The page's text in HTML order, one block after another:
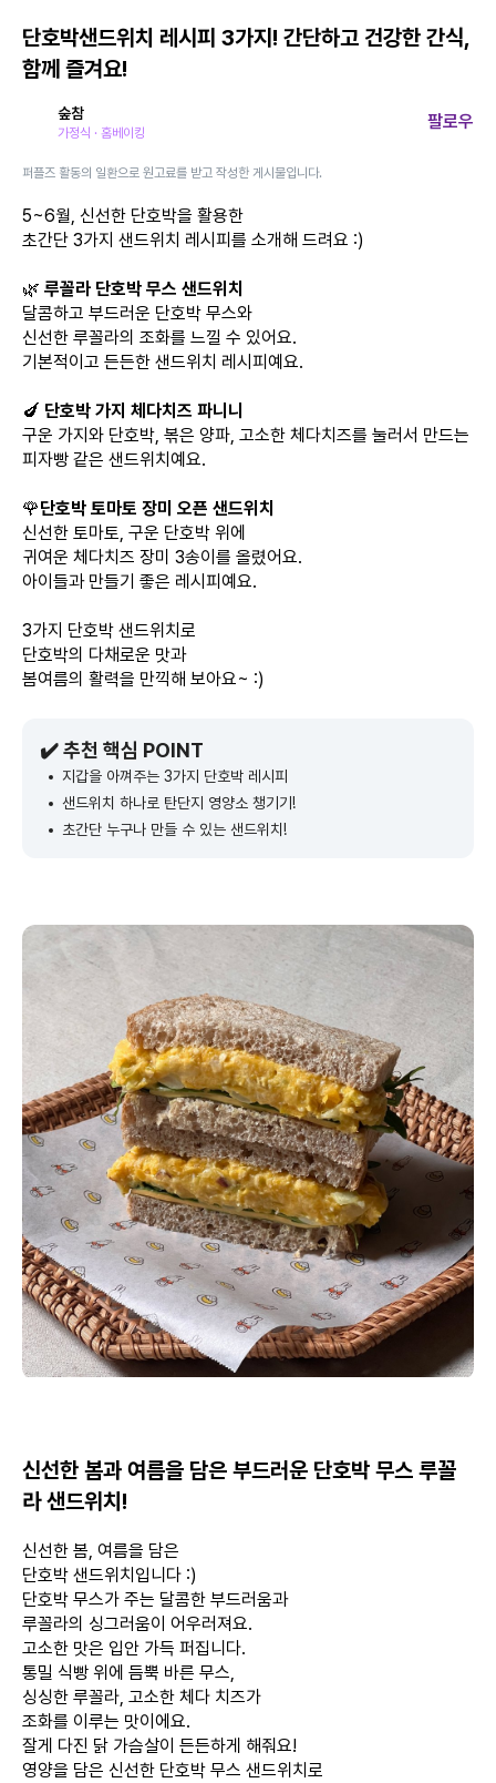
단호박샌드위치 레시피 3가지! 간단하고 건강한 간식,
함께 즐겨요!
숲참
가정식 · 홈베이킹
팔로우
퍼플즈 활동의 일환으로 원고료를 받고 작성한 게시물입니다.
5~6월, 신선한 단호박을 활용한
초간단 3가지 샌드위치 레시피를 소개해 드려요 :)
🌿 루꼴라 단호박 무스 샌드위치
달콤하고 부드러운 단호박 무스와
신선한 루꼴라의 조화를 느낄 수 있어요.
기본적이고 든든한 샌드위치 레시피예요.
🍆 단호박 가지 체다치즈 파니니
구운 가지와 단호박, 볶은 양파, 고소한 체다치즈를 눌러서 만드는
피자빵 같은 샌드위치예요.
🌹단호박 토마토 장미 오픈 샌드위치
신선한 토마토, 구운 단호박 위에
귀여운 체다치즈 장미 3송이를 올렸어요.
아이들과 만들기 좋은 레시피예요.
3가지 단호박 샌드위치로
단호박의 다채로운 맛과
봄여름의 활력을 만끽해 보아요~ :)
✔️ 추천 핵심 POINT
지갑을 아껴주는 3가지 단호박 레시피
샌드위치 하나로 탄단지 영양소 챙기기!
초간단 누구나 만들 수 있는 샌드위치!
신선한 봄과 여름을 담은 부드러운 단호박 무스 루꼴
라 샌드위치!
신선한 봄, 여름을 담은
단호박 샌드위치입니다 :)
단호박 무스가 주는 달콤한 부드러움과
루꼴라의 싱그러움이 어우러져요.
고소한 맛은 입안 가득 퍼집니다.
통밀 식빵 위에 듬뿍 바른 무스,
싱싱한 루꼴라, 고소한 체다 치즈가
조화를 이루는 맛이에요.
잘게 다진 닭 가슴살이 든든하게 해줘요!
영양을 담은 신선한 단호박 무스 샌드위치로